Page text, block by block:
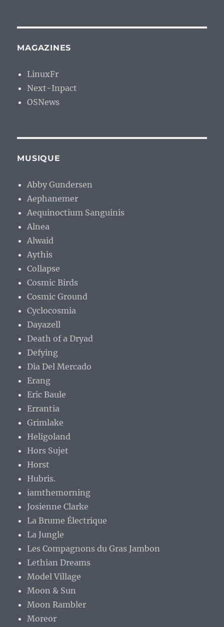
MAGAZINES
LinuxFr
Next-Inpact
OSNews
MUSIQUE
Abby Gundersen
Aephanemer
Aequinoctium Sanguinis
Alnea
Alwaid
Aythis
Collapse
Cosmic Birds
Cosmic Ground
Cyclocosmia
Dayazell
Death of a Dryad
Defying
Dia Del Mercado
Erang
Eric Baule
Errantia
Grimlake
Heligoland
Hors Sujet
Horst
Hubris.
iamthemorning
Josienne Clarke
La Brume Électrique
La Jungle
Les Compagnons du Gras Jambon
Lethian Dreams
Model Village
Moon & Sun
Moon Rambler
Moreor